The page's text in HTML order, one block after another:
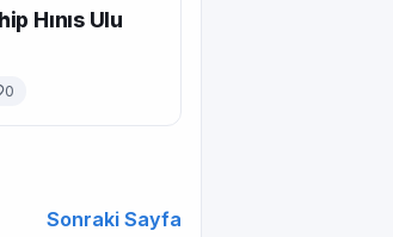
Hınıs Ulu
0
Sonraki Sayfa